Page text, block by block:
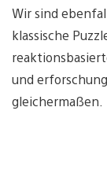
Wir sind
klassische
und
gleichermaßen.